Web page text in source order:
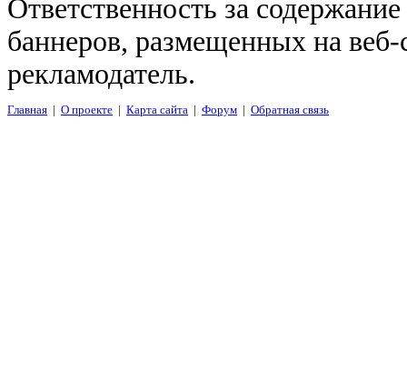
Ответственность за
баннеров, размещенных на
рекламодатель.
Главная | О проекте | Карта сайта | Форум | Обратная связь